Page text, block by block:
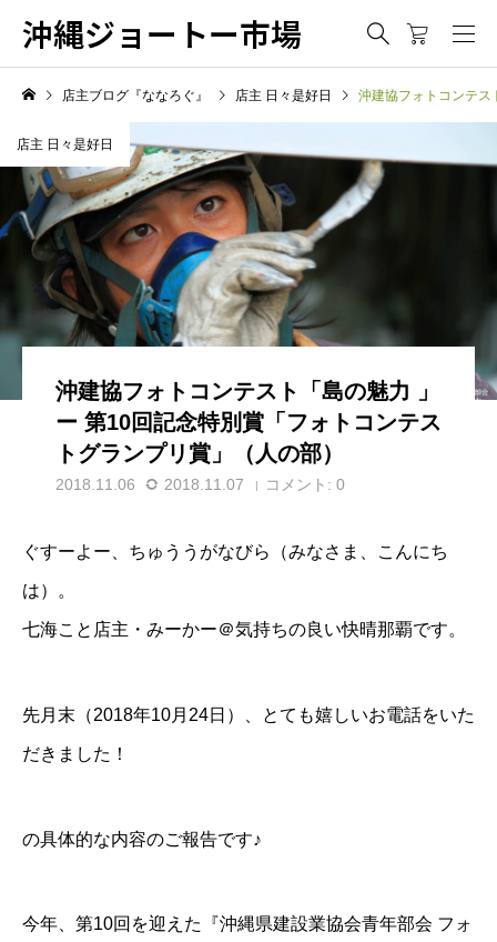
沖縄ジョートー市場
店主ブログ『ななろぐ』 店主 日々是好日 沖建協フォトコンテス
店主 日々是好日
沖建協フォトコンテスト「島の魅力 」
ー 第10回記念特別賞「フォトコンテス
トグランプリ賞」（人の部）
2018.11.06 2018.11.07 コメント: 0
ぐすーよー、ちゅううがなびら（みなさま、こんにち
は）。
七海こと店主・みーかー＠気持ちの良い快晴那覇です。
先月末（2018年10月24日）、とても嬉しいお電話をいた
だきました！
の具体的な内容のご報告です♪
今年、第10回を迎えた 『沖縄県建設業協会青年部会 フォ